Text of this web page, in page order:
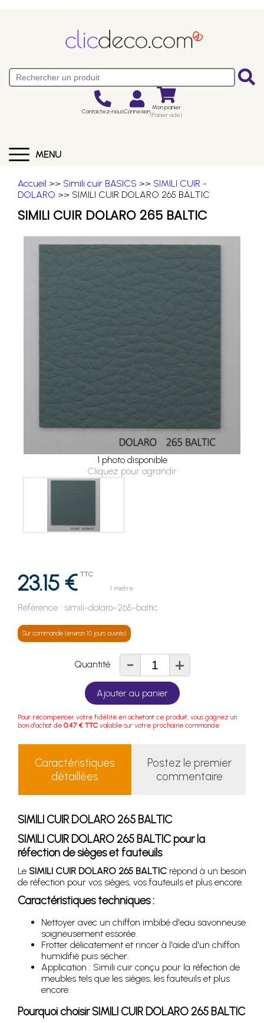
Contactez-nousConnexion Mon panier
(Panier vide)
MENU
Accueil >> Simili cuir BASICS >> SIMILI CUIR -
DOLARO >> SIMILI CUIR DOLARO 265 BALTIC
SIMILI CUIR DOLARO 265 BALTIC
1 photo disponible
Cliquez pour agrandir
23.15 € TTC
1 mètre
Référence : simili-dolaro-265-baltic
Sur commande (environ 10 jours ouvrés)
Quantité - +
Ajouter au panier
Pour récompenser votre fidélité en achetant ce produit, vous gagnez un
bon d'achat de 0.47 € TTC valable sur votre prochaine commande.
Caractéristiques
détaillées
Postez le premier
commentaire
SIMILI CUIR DOLARO 265 BALTIC
SIMILI CUIR DOLARO 265 BALTIC pour la
réfection de sièges et fauteuils
Le SIMILI CUIR DOLARO 265 BALTIC répond à un besoin
de réfection pour vos sièges, vos fauteuils et plus encore.
Caractéristiques techniques :
Nettoyer avec un chiffon imbibé d'eau savonneuse
soigneusement essorée.
Frotter délicatement et rincer à l'aide d'un chiffon
humidifié puis sécher.
Application : Simili cuir conçu pour la réfection de
meubles tels que les sièges, les fauteuils et plus
encore.
Pourquoi choisir SIMILI CUIR DOLARO 265 BALTIC